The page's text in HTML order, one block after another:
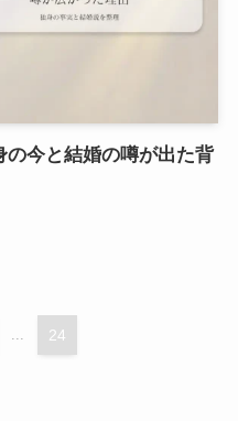
今と結婚の噂が出た背
... 24